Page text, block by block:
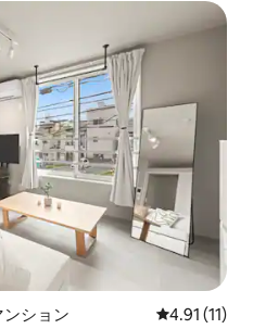
ション レビュー11
4.91 (11)